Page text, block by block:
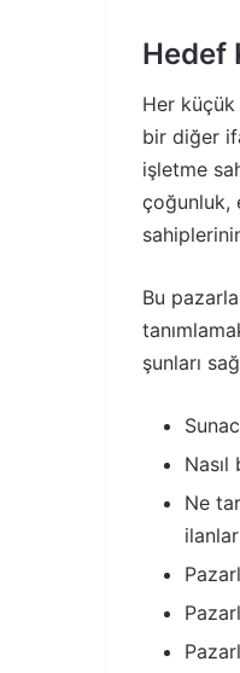
Hedef
Her küçük
bir diğer
işletme
çoğunluk,
Bu
şunları
Ne